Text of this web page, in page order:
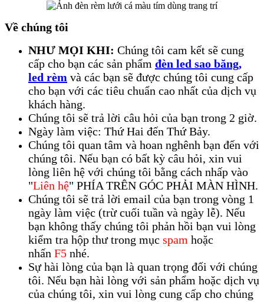
Về chúng tôi
NHƯ MỌI KHI: Chúng tôi cam kết sẽ cung
cấp cho bạn các sản phẩm đèn led sao băng,
led rèm và các bạn sẽ được chúng tôi cung cấp
cho bạn với các tiêu chuẩn cao nhất của dịch vụ
khách hàng.
Chúng tôi sẽ trả lời câu hỏi của bạn trong 2 giờ.
Ngày làm việc: Thứ Hai đến Thứ Bảy.
Chúng tôi quan tâm và hoan nghênh bạn đến với
chúng tôi. Nếu bạn có bất kỳ câu hỏi, xin vui
lòng liên hệ với chúng tôi bằng cách nhấp vào
"Liên hệ" PHÍA TRÊN GÓC PHẢI MÀN HÌNH.
Chúng tôi sẽ trả lời email của bạn trong vòng 1
ngày làm việc (trừ cuối tuần và ngày lễ). Nếu
bạn không thấy chúng tôi phản hồi bạn vui lòng
kiểm tra hộp thư trong mục spam hoặc
nhấn F5 nhé.
Sự hài lòng của bạn là quan trọng đối với chúng
tôi. Nếu bạn hài lòng với sản phẩm hoặc dịch vụ
của chúng tôi, xin vui lòng cung cấp cho chúng